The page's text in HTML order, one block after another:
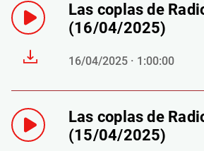
Las coplas de
(16/04/2025)
16/04/2025 · 1:00:00
Las coplas de
(15/04/2025)